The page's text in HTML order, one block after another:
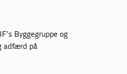
Byggegruppe og
adfærd på